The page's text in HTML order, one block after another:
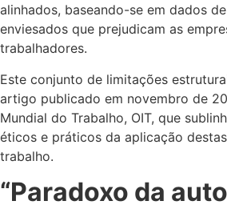
alinhados, baseando-se em dados
enviesados que prejudicam as
trabalhadores.
Este conjunto de limitações
artigo publicado em novembro de
Mundial do Trabalho, OIT, que
éticos e práticos da aplicação
trabalho.
“Paradoxo da